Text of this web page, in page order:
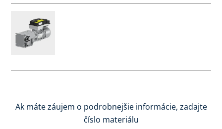
Ak máte záujem o podrobnejšie informácie, zadajte
číslo materiálu